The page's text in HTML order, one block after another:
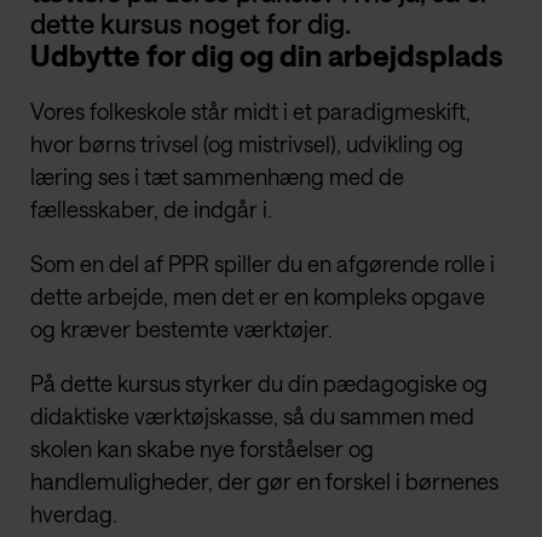
dette kursus noget for dig.
Udbytte for dig og din arbejdsplads
​Vores folkeskole står midt i et paradigmeskift,
hvor børns trivsel (og mistrivsel), udvikling og
læring ses i tæt sammenhæng med de
fællesskaber, de indgår i.
Som en del af PPR spiller du en afgørende rolle i
dette arbejde, men det er en kompleks opgave
og kræver bestemte værktøjer.
På dette kursus styrker du din pædagogiske og
didaktiske værktøjskasse, så du sammen med
skolen kan skabe nye forståelser og
handlemuligheder, der gør en forskel i børnenes
hverdag.